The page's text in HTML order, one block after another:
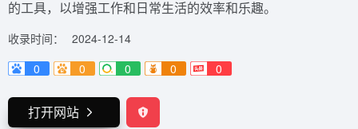
的工具，以增强工作和日常生活的效率和乐趣。
收录时间：
2024-12-14
0
0 0 0 0
打开网站